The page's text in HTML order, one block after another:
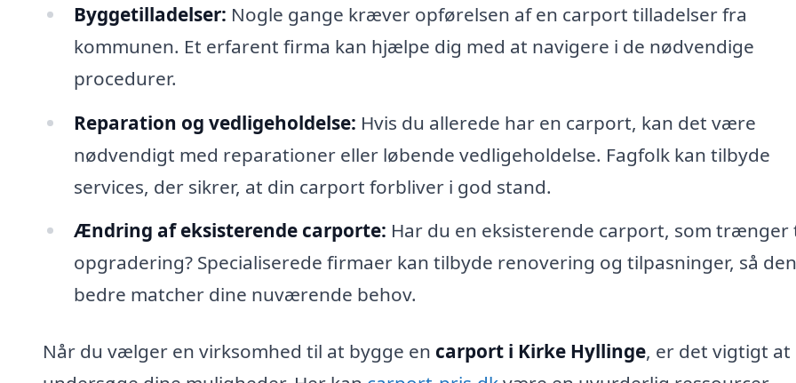
Byggetilladelser: Nogle gange kræver opførelsen af en carport tilladelser fra
kommunen. Et erfarent firma kan hjælpe dig med at navigere i de nødvendige
procedurer.
Reparation og vedligeholdelse: Hvis du allerede har en carport, kan det være
nødvendigt med reparationer eller løbende vedligeholdelse. Fagfolk kan tilbyde
services, der sikrer, at din carport forbliver i god stand.
Ændring af eksisterende carporte: Har du en eksisterende carport, som trænger
opgradering? Specialiserede firmaer kan tilbyde renovering og tilpasninger, så den
bedre matcher dine nuværende behov.
Når du vælger en virksomhed til at bygge en carport i Kirke Hyllinge, er det vigtigt at